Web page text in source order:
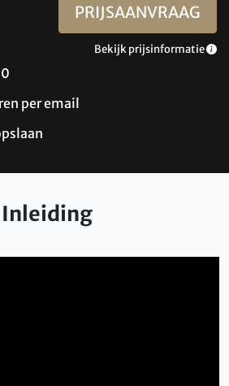
PRIJSAANVRAAG
Bekijk prijsinformatie
per email
Inleiding